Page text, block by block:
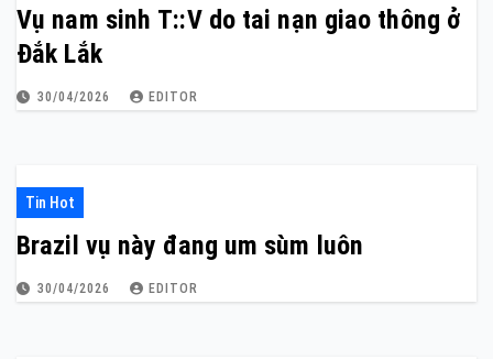
Vụ nam sinh T::V do tai nạn giao thông ở
Đắk Lắk
30/04/2026 EDITOR
Tin Hot
Brazil vụ này đang um sùm luôn
30/04/2026 EDITOR